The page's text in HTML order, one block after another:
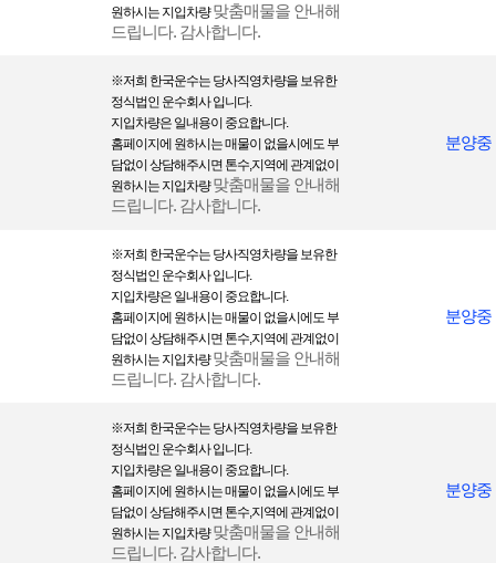
- 성명, 아이디, 비밀번호 : 회원제 서비스 이용에 따른 본인 식별 절차에 이용
- 이메일주소, 이메일 수신여부, 전화번호 : 고지사항 전달, 본인 의사 확인, 불만
- 주소, 전화번호 : 경품과 쇼핑 물품 배송에 대한 정확한 배송지의 확보
- 비밀번호 힌트용 질문과 답변 : 비밀번호를 잊은 경우의 신속한 처리를 위한 내
- 그 외 선택항목 : 개인맞춤 서비스를 제공하기 위한 자료
② 단, 이용자의 기본적 인권 침해의 우려가 있는 민감한 개인정보(인종 및 민족,
등)는 수집하지 않습니다.
개인정보의 보유기간 및 이용기간
① 귀하의 개인정보는 다음과 같이 개인정보의 수집목적 또는 제공받은 목적이
관련 권리 의무 관계의 확인 등을 이유로 일정기간 보유하여야 할 필요가 있을
경우에는 일정기간 보유합니다.
- 회원가입정보의 경우, 회원가입을 탈퇴하거나 회원에서 제명된 경우 등 일정
한 사전에 보유목적, 기간 및 보유하는 개인정보 항목을 명시하여 동의를 구합
- 계약 또는 청약철회 등에 관한 기록 : 5년
원하시는 지입차량맞춤매물을 안내해
드립니다. 감사합니다.
※저희 한국운수는 당사직영차량을 보 유한
정식법인 운수회사 입니다.
지입차량은 일내용이 중요합니다.
홈페이지에 원하시는 매물이 없을시에도 부
담없이 상담해주시면 톤수,지역에 관계없이
원하시는 지입차량맞춤매물을 안내해
드립니다. 감사합니다.
분양중
※저희 한국운수는 당사직영차량을 보 유한
정식법인 운수회사 입니다.
지입차량은 일내용이 중요합니다.
홈페이지에 원하시는 매물이 없을시에도 부
담없이 상담해주시면 톤수,지역에 관계없이
원하시는 지입차량맞춤매물을 안내해
드립니다. 감사합니다.
분양중
※저희 한국운수는 당사직영차량을 보 유한
정식법인 운수회사 입니다.
지입차량은 일내용이 중요합니다.
홈페이지에 원하시는 매물이 없을시에도 부
담없이 상담해주시면 톤수,지역에 관계없이
원하시는 지입차량맞춤매물을 안내해
드립니다. 감사합니다.
분양중